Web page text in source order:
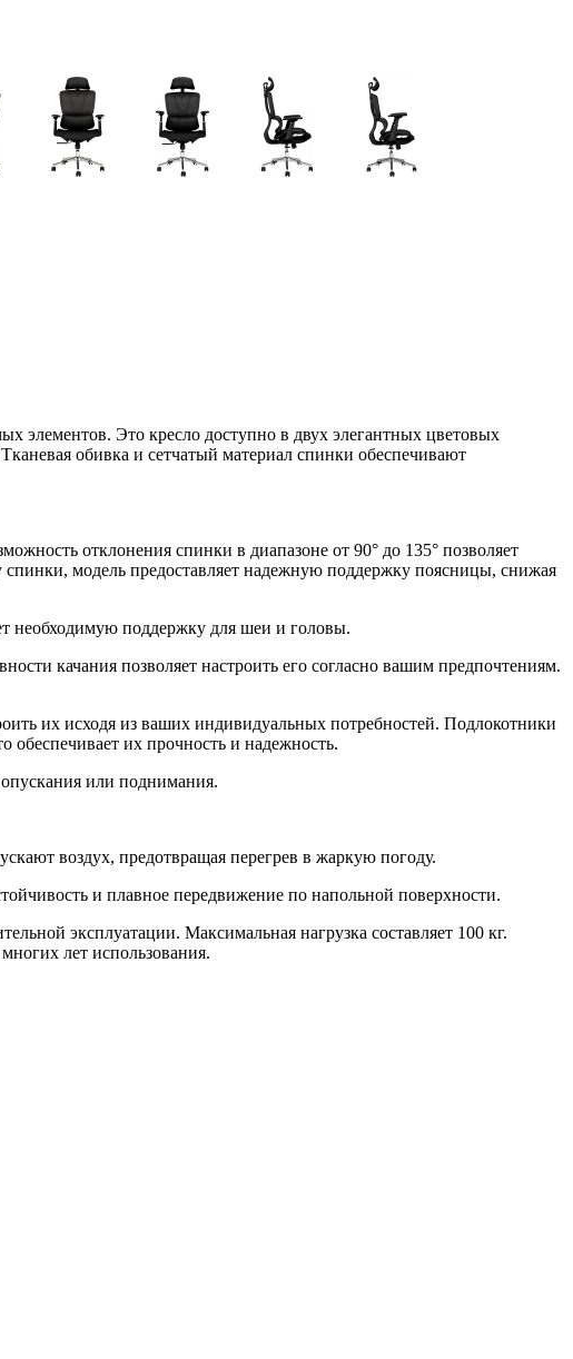
элементов. Это кресло доступно в двух элегантных цветовых
обивка и сетчатый материал спинки обеспечивают
отклонения спинки в диапазоне от 90° до 135° позволяет
спинки, модель предоставляет надежную поддержку поясницы, снижая
необходимую поддержку для шеи и головы.
качания позволяет настроить его согласно вашим предпочтениям.
их исходя из ваших индивидуальных потребностей. Подлокотники
их прочность и надежность.
или поднимания.
воздух, предотвращая перегрев в жаркую погоду.
и плавное передвижение по напольной поверхности.
эксплуатации. Максимальная нагрузка составляет 100 кг.
лет использования.